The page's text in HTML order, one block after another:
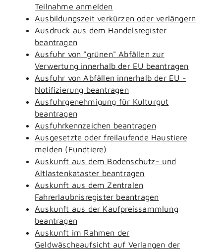
Teilnahme anmelden
Ausbildungszeit verkürzen oder verlängern
Ausdruck aus dem Handelsregister
beantragen
Ausfuhr von "grünen" Abfällen zur
Verwertung innerhalb der EU beantragen
Ausfuhr von Abfällen innerhalb der EU -
Notifizierung beantragen
Ausfuhrgenehmigung für Kulturgut
beantragen
Ausfuhrkennzeichen beantragen
Ausgesetzte oder freilaufende Haustiere
melden (Fundtiere)
Auskunft aus dem Bodenschutz- und
Altlastenkataster beantragen
Auskunft aus dem Zentralen
Fahrerlaubnisregister beantragen
Auskunft aus der Kaufpreissammlung
beantragen
Auskunft im Rahmen der
Geldwäscheaufsicht auf Verlangen der